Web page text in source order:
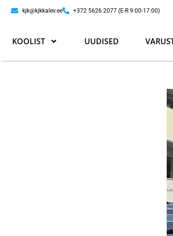
kjk@kjkkalev.ee +372 5626 2077 (E-R 9:00-17:00)
KOOLIST UUDISED